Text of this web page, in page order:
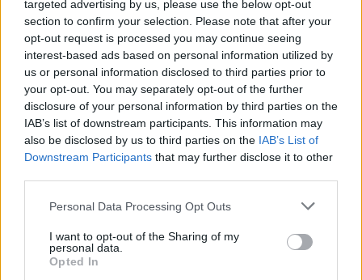
targeted advertising by us, please use the below opt-out
section to confirm your selection. Please note that after your
opt-out request is processed you may continue seeing
interest-based ads based on personal information utilized by
us or personal information disclosed to third parties prior to
your opt-out. You may separately opt-out of the further
disclosure of your personal information by third parties on the
IAB’s list of downstream participants. This information may
also be disclosed by us to third parties on the IAB’s List of
Downstream Participants that may further disclose it to other
Please note that this website/app uses one or more Google
not limited to your visit or usage behaviour. You may click to
grant or deny consent to Google and its third-party tags to
use your data for below specified purposes in below Google
Personal Data Processing Opt Outs
I want to opt-out of the Sharing of my
personal data.
Opted In
5 napja
Megvan, mikor kezdődik az F1-es Bahreini Nagydíj
Malajziában